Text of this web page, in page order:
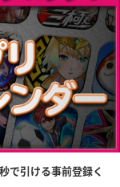
で引ける事前登録く